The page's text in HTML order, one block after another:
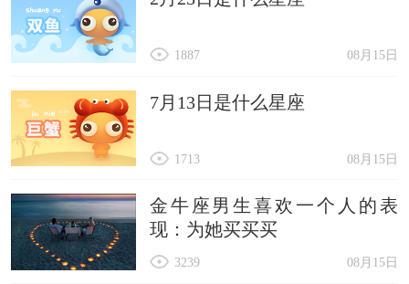
08月15日
1887
7月13日是什么星座
08月15日
1713
金牛座男生喜欢一个人的表
现：为她买买买
08月15日
3239